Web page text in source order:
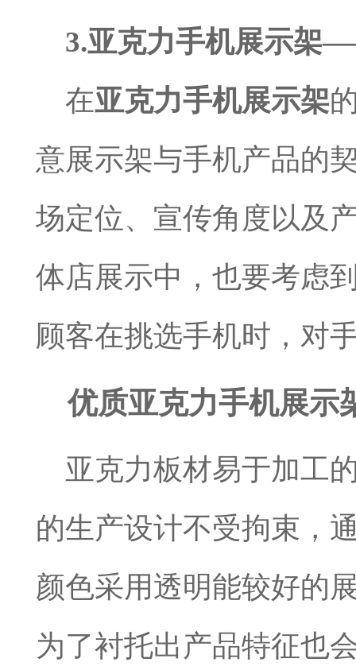
3.亚克力手机展示架
在亚克力手机展示架
意展示架与手机产品的
场定位、宣传角度以及
体店展示中，也要考虑
顾客在挑选手机时，对
优质亚克力手机展示
亚克力板材易于加工
的生产设计不受拘束，
颜色采用透明能较好的
为了衬托出产品特征也